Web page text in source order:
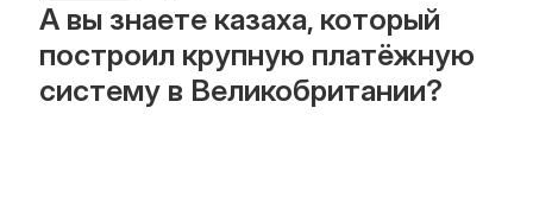
А вы знаете казаха, который
построил крупную платёжную
систему в Великобритании?